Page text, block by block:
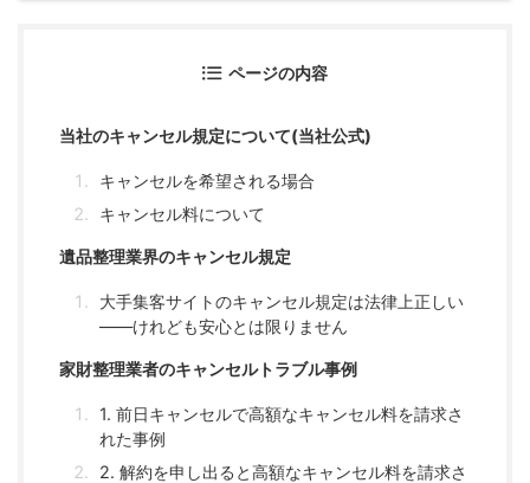
ページの内容
当社のキャンセル規定について(当社公式)
キャンセルを希望される場合
キャンセル料について
遺品整理業界のキャンセル規定
大手集客サイトのキャンセル規定は法律上正しい
——けれども安心とは限りません
家財整理業者のキャンセルトラブル事例
1. 前日キャンセルで高額なキャンセル料を請求さ
れた事例
2. 解約を申し出ると高額なキャンセル料を請求さ